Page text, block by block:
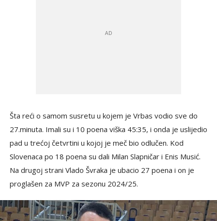
Šta reći o samom susretu u kojem je Vrbas vodio sve do
27.minuta. Imali su i 10 poena viška 45:35, i onda je uslijedio
pad u trećoj četvrtini u kojoj je meč bio odlučen. Kod
Slovenaca po 18 poena su dali Milan Slapničar i Enis Musić.
Na drugoj strani Vlado Švraka je ubacio 27 poena i on je
proglašen za MVP za sezonu 2024/25.